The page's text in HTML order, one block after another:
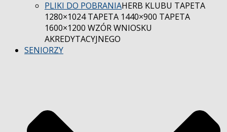
PLIKI DO POBRANIAHERB KLUBU TAPETA
1280×1024 TAPETA 1440×900 TAPETA
1600×1200 WZÓR WNIOSKU
AKREDYTACYJNEGO
SENIORZY